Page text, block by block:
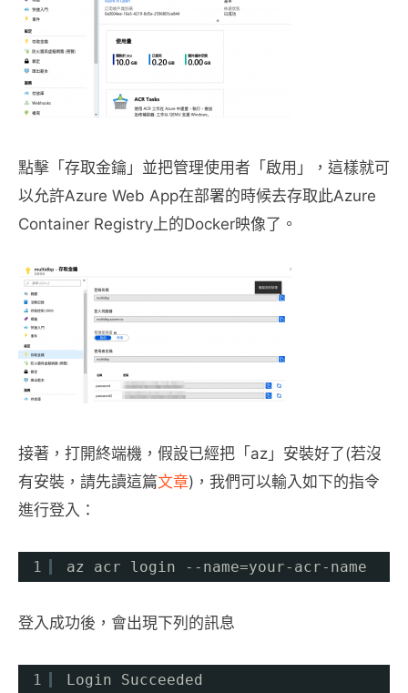
點擊「存取金鑰」並把管理使用者「啟用」，這樣就可
以允許Azure Web App在部署的時候去存取此Azure
Container Registry上的Docker映像了。
接著，打開終端機，假設已經把「az」安裝好了(若沒
有安裝，請先讀這篇文章)，我們可以輸入如下的指令
進行登入：
1 az acr login --name=your-acr-name
登入成功後，會出現下列的訊息
1 Login Succeeded